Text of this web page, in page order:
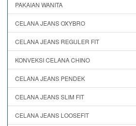
PAKAIAN WANITA
CELANA JEANS OXYBRO
CELANA JEANS REGULER FIT
KONVEKSI CELANA CHINO
CELANA JEANS PENDEK
CELANA JEANS SLIM FIT
CELANA JEANS LOOSEFIT